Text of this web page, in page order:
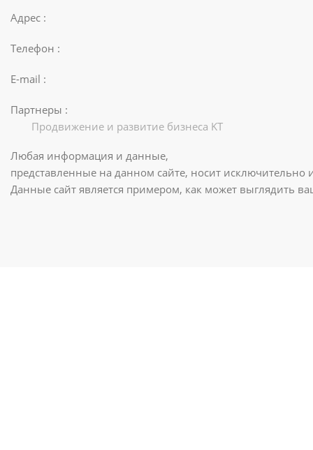
Адрес :
Телефон :
E-mail :
Партнеры :
Продвижение и развитие бизнеса KT
Любая информация и данные,
представленные на данном сайте, носит
Данные сайт является примером, как может выглядить